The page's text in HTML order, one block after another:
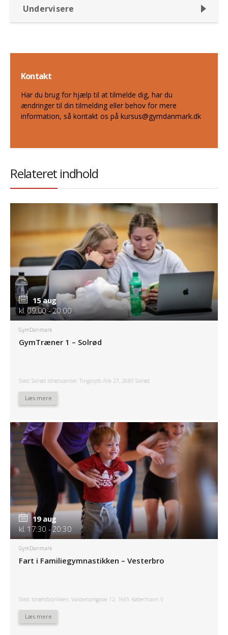
Undervisere
Kontakt
Har du brug for hjælp til at tilmelde dig, har du
ændringer til din tilmelding eller behov for mere
information, så kontakt os på kursus@gymdanmark.dk
Relateret indhold
15 aug
kl. 09:00 - 20:00
GymDanmark
GymTræner 1 – Solrød
Sted: Solrød Idrætscenter, Tingsryds Alle 27, 2680 Solrød
Læs mere
19 aug
kl. 17:30 - 20:30
GymDanmark
Fart i Familiegymnastikken – Vesterbro
Sted: Idrætsfabrikken, Valdemarsgade 12, 1665 København V
Læs mere